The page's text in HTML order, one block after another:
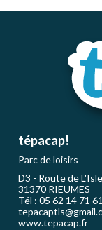
tépacap!
Parc de loisirs
D3 - Route de
31370 RIEUMES
Tél : 05 62 14 71 61
www.tepacap.fr